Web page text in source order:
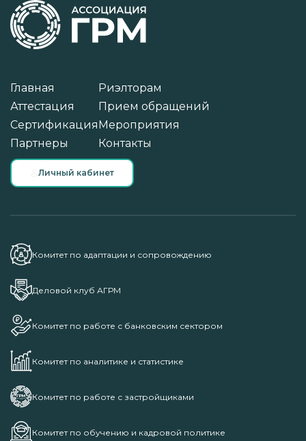
Главная
Аттестация
Сертификация
Партнеры
Риэлторам
Прием обращений
Мероприятия
Контакты
Личный кабинет
Комитет по адаптации и сопровождению
Деловой клуб АГРМ
Комитет по работе с банковским сектором
Комитет по аналитике и статистике
Комитет по работе с застройщиками
Комитет по обучению и кадровой политике